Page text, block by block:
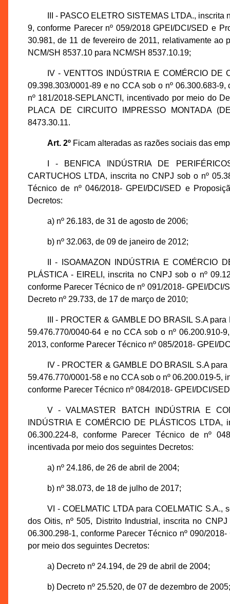
III - PASCO ELETRO SISTEMAS LTDA.,
9, conforme Parecer nº 059/2018 GPEI/DCI/SED e
30.981, de 11 de fevereiro de 2011, relativamente ao
NCM/SH 8537.10 para NCM/SH 8537.10.19;
IV - VENTTOS INDÚSTRIA E COMÉRCIO DE
09.398.303/0001-89 e no CCA sob o nº 06.300.683-
nº 181/2018-SEPLANCTI, incentivado por meio do
PLACA DE CIRCUITO IMPRESSO MONTADA
8473.30.11.
Art. 2ºFicam alteradas as razões sociais das
I - BENFICA INDÚSTRIA DE
CARTUCHOS LTDA, inscrita no CNPJ sob o nº
Técnico de nº 046/2018- GPEI/DCI/SED e
Decretos:
a) nº 26.183, de 31 de agosto de 2006;
b) nº 32.063, de 09 de janeiro de 2012;
II - ISOAMAZON INDÚSTRIA E COMÉRCIO
PLÁSTICA - EIRELI, inscrita no CNPJ sob o nº
conforme Parecer Técnico de nº 091/2018- GPEI/
Decreto nº 29.733, de 17 de março de 2010;
III - PROCTER & GAMBLE DO BRASIL S.A
59.476.770/0040-64 e no CCA sob o nº
2013, conforme Parecer Técnico nº 085/2018- GPEI/
IV - PROCTER & GAMBLE DO BRASIL S.A
59.476.770/0001-58 e no CCA sob o nº 06.200.019-5,
conforme Parecer Técnico nº 084/2018- GPEI/DCI/
V - VALMASTER BATCH INDÚSTRIA E
INDÚSTRIA E COMÉRCIO DE PLÁSTICOS
06.300.224-8, conforme Parecer Técnico de nº
incentivada por meio dos seguintes Decretos:
a) nº 24.186, de 26 de abril de 2004;
b) nº 38.073, de 18 de julho de 2017;
VI - COELMATIC LTDA para COELMATIC
dos Oitis, nº 505, Distrito Industrial, inscrita no
06.300.298-1, conforme Parecer Técnico nº 090/
por meio dos seguintes Decretos:
a) Decreto nº 24.194, de 29 de abril de 2004;
b) Decreto nº 25.520, de 07 de dezembro de 2005;